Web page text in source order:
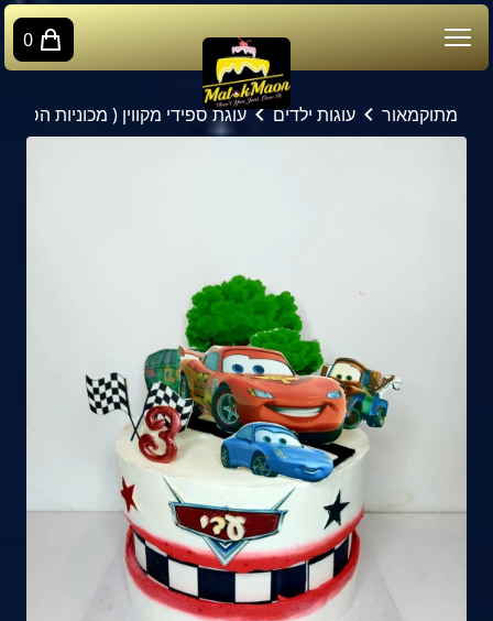
0
מתוקמאור עוגות ילדים עוגת ספידי מקווין ( מכוניות הסרט)